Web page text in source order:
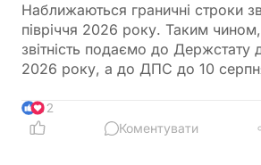
Наближаються граничні строки
півріччя 2026 року. Таким
звітність подаємо до Держстату
2026 року, а до ДПС до 10
одному місці
12
Коментувати